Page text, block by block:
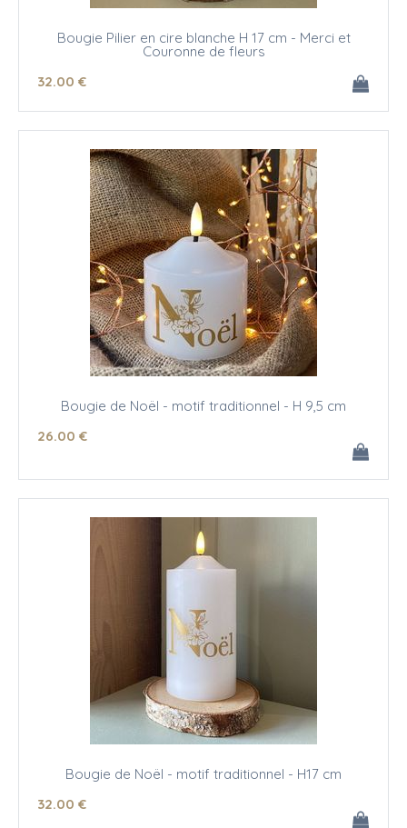
Bougie Pilier en cire blanche H 17 cm - Merci et
Couronne de fleurs
32.00 €
Bougie de Noël - motif traditionnel - H 9,5 cm
26.00 €
Bougie de Noël - motif traditionnel - H17 cm
32.00 €